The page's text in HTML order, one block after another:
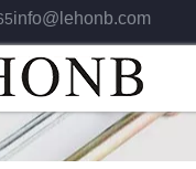
info@lehonb.com